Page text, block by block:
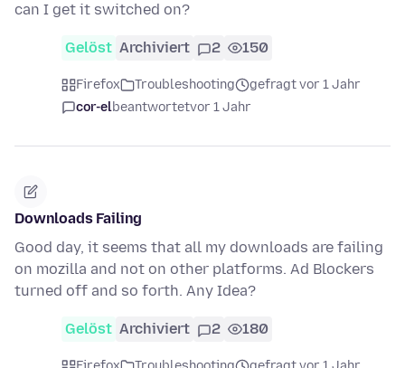
can I get it switched on?
Gelöst Archiviert 2 150
Firefox Troubleshooting
gefragt vor 1 Jahr
cor-elbeantwortetvor 1 Jahr
Downloads Failing
Good day, it seems that all my downloads are failing
on mozilla and not on other platforms. Ad Blockers
turned off and so forth. Any Idea?
Gelöst Archiviert 2 180